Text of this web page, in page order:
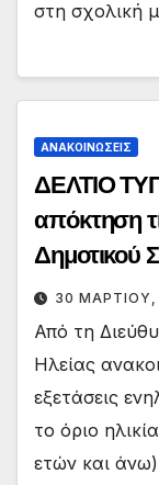
στη σχολική
ΑΝΑΚΟΙΝΏΣΕΙΣ
ΔΕΛΤΙΟ ΤΥΠΟΥ: Eξετάσεις
απόκτηση
Δημοτικού
30 ΜΑΡΤΊΟΥ,
Από τη
Ηλείας
εξετάσεις
το όριο
ετών και